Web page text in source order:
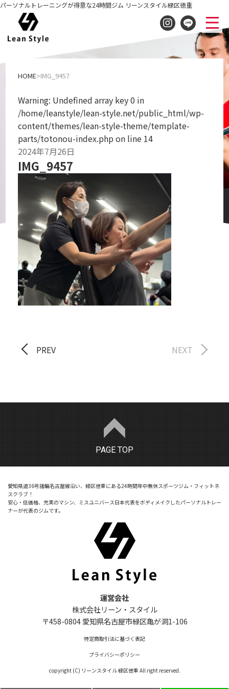
パーソナルトレーニングが得意な24時間ジム リーンスタイル緑区徳重
IMG_9457
HOME IMG_9457
Warning: Undefined array key 0 in
/home/leanstyle/lean-style.net/public_html/wp-
content/themes/lean-style-theme/template-
parts/totonou-index.phpon line 14
2024年7月26日
IMG_9457
PREV NEXT
PAGE TOP
愛知県道36号諸輪名古屋線沿い、緑区徳重にある24時間年中無休スポーツジム・フィットネ
スクラブ！
安心・低価格、充実のマシン、ミスユニバース日本代表をボディメイクしたパーソナルトレー
ナーが代表のジムです。
運営会社
株式会社リーン・スタイル
〒458-0804 愛知県名古屋市緑区亀が洞1-106
特定商取引法に基づく表記
プライバシーポリシー
copyright (C) リーンスタイル 緑区徳重 All right reserved.